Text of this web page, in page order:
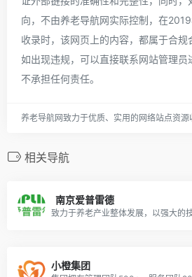
向，不由养老导航网实际控制，在
收录时，该网页上的内容，都属于合
如出现违规，可以直接联系网站管理员
不承担任何责任。
养老导航网致力于优质、实用的网络站点资源
相关导航
南京爱普雷德
小橙集团